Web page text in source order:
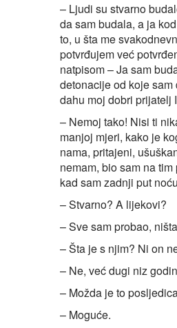
– Ljudi su stvarno
da sam budala, a ja
to, u šta me
potvrđujem već
natpisom – Ja sam
detonacije od koje
dahu moj dobri prijatelj
– Nemoj tako! Nisi ti
manjoj mjeri, kako je
nama, pritajeni,
nemam, bio sam na
kad sam zadnji put
– Stvarno? A lijekovi?
– Sve sam probao,
– Šta je s njim? Ni on
– Ne, već dugi niz
– Možda je to
– Moguće.